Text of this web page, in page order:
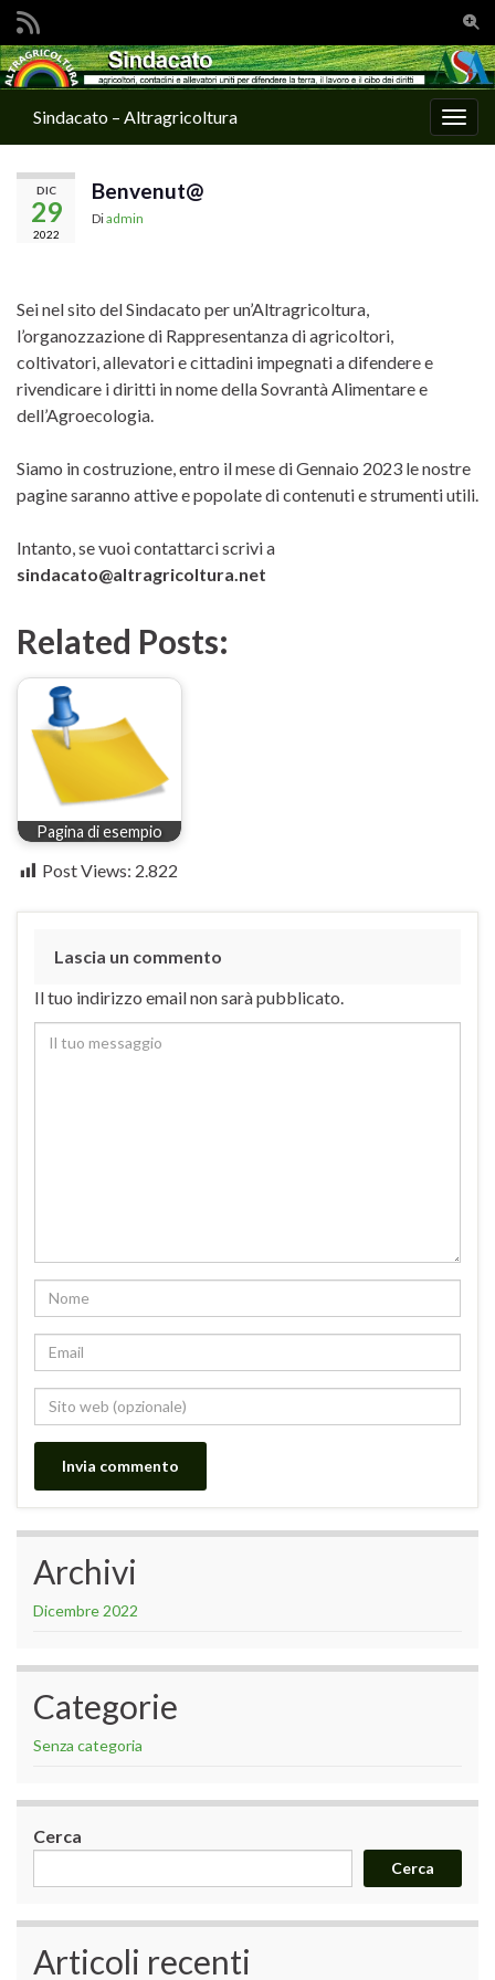
Search for:
Sindacato – Altragricoltura
DIC
29
2022
Benvenut@
Diadmin
Sei nel sito del Sindacato per un’Altragricoltura,
l’organozzazione di Rappresentanza di agricoltori,
coltivatori, allevatori e cittadini impegnati a difendere e
rivendicare i diritti in nome della Sovrantà Alimentare e
dell’Agroecologia.
Siamo in costruzione, entro il mese di Gennaio 2023 le nostre
pagine saranno attive e popolate di contenuti e strumenti utili.
Intanto, se vuoi contattarci scrivi a
sindacato@altragricoltura.net
Related Posts:
Pagina di esempio
Post Views: 2.822
Lascia un commento
Il tuo indirizzo email non sarà pubblicato.
Archivi
Dicembre 2022
Categorie
Senza categoria
Cerca
Cerca
Articoli recenti